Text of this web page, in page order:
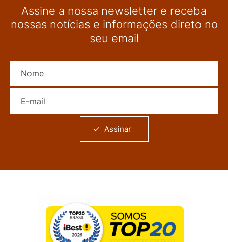
Assine a nossa newsletter e receba
nossas notícias e informações direto no
seu email
Assinar